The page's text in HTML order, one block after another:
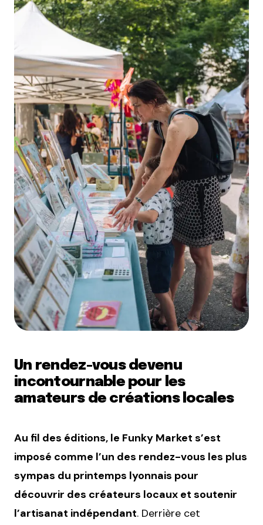
Un rendez-vous devenu
incontournable pour les
amateurs de créations locales
Au fil des éditions, le Funky Market s’est
imposé comme l’un des rendez-vous les plus
sympas du printemps lyonnais pour
découvrir des créateurs locaux et soutenir
l’artisanat indépendant. Derrière cet